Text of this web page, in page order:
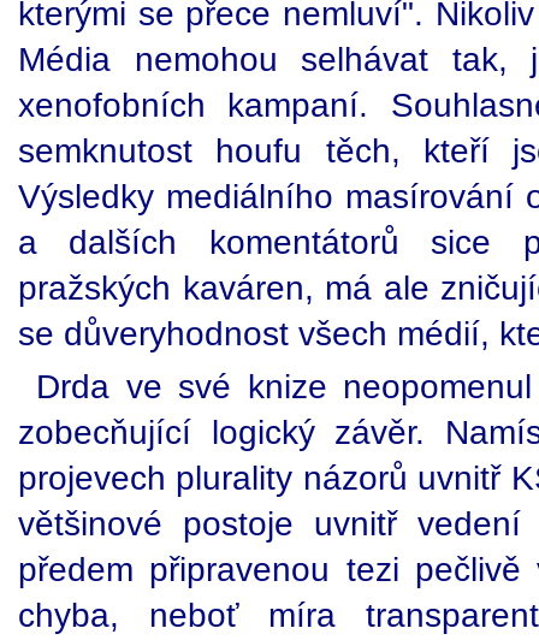
kterými se přece nemluví".
Média nemohou selhávat tak,
xenofobních kampaní.
semknutost houfu těch, kteří
Výsledky mediálního masírování
a dalších komentátorů sice
pražských kaváren, má ale
se důveryhodnost všech médií,
Drda ve své knize
zobecňující logický závěr.
projevech plurality názorů uvnitř
většinové postoje uvnitř
předem připravenou tezi
chyba, neboť míra